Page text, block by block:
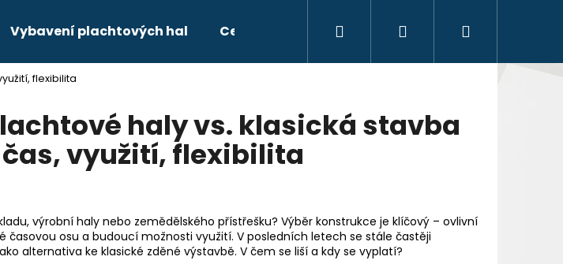
Vybavení plachtových hal Celoroční party stany Kontakt
Přihlášení
flexibilita
haly vs. klasická stavba
využití, flexibilita
výrobní haly nebo zemědělského přístřešku? Výběr konstrukce je klíčový – ovlivní
časovou osu a budoucí možnosti využití. V posledních letech se stále častěji
alternativa ke klasické zděné výstavbě. V čem se liší a kdy se vyplatí?
najít?
HLEDAT